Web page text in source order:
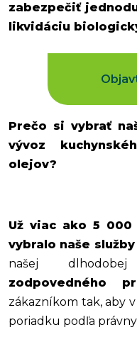
zabezpečiť
likvidáciu
Prečo si vybrať
vývoz
olejov?
Už viac ako 5 000
vybralo naše služby
našej
zodpovedného
zákazníkom tak, aby
poriadku podľa